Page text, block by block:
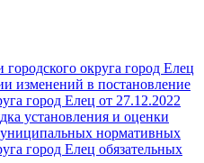
округа город Елец
изменений в постановление
город Елец от 27.12.2022
установления и оценки
нормативных
город Елец обязательных